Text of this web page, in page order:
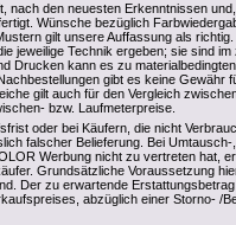
nach den neuesten Erkenntnissen
Wünsche bezüglich
gilt unsere Auffassung als
jeweilige Technik ergeben; sie sind
Drucken kann es zu
gibt es keine Gewähr
gilt auch für den Vergleich
bzw. Laufmeterpreise.
oder bei Käufern, die nicht
falscher Belieferung. Bei
Werbung nicht zu vertreten hat,
Grundsätzliche Voraussetzung
Der zu erwartende
abzüglich einer Storno- /